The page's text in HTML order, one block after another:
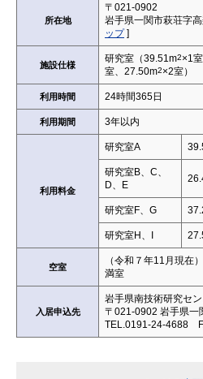
所在地
〒021-0902
岩手県一関市萩荘字
ップ]
施設仕様
研究室（39.51m2×1
室、27.50m2×2室）
利用時間 24時間365日
利用期間 3年以内
利用料金
研究室A
研究室B、C、
D、E
研究室F、G
研究室H、I
空室
（令和７年11月現在）
満室
入居申込先
岩手県南技術研究セ
〒021-0902 岩手県一
TEL.0191-24-4688